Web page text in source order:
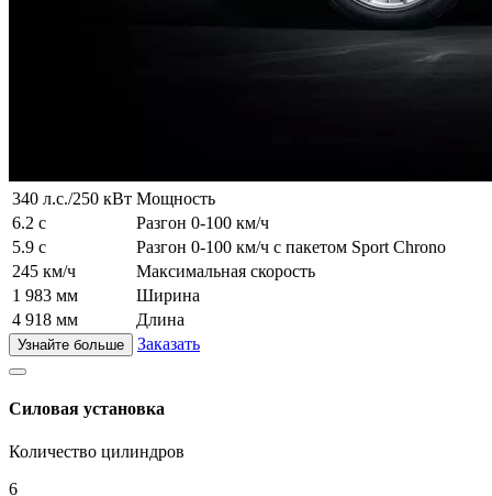
340 л.с./250 кВт Мощность
6.2 с
Разгон 0-100 км/ч
5.9 с
Разгон 0-100 км/ч с пакетом Sport Chrono
245 км/ч
Максимальная скорость
1 983 мм
Ширина
4 918 мм
Длина
Узнайте больше Заказать
Силовая установка
Количество цилиндров
6